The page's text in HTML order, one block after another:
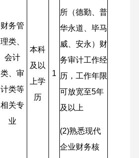
财务管
理类、
会计
类、审
计类等
相关专
业
本科
及以
上学
历
1
所（德勤、普
华永道、毕马
威、安永）财
务审计工作经
历，工作年限
可放宽至5年
及以上
(2)熟悉现代
企业财务核